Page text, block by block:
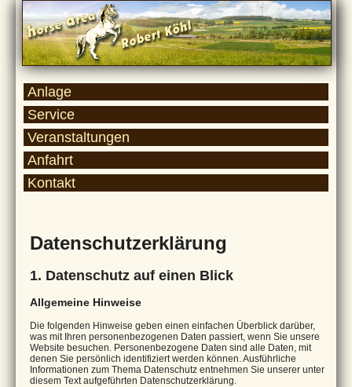
Anlage
Service
Veranstaltungen
Anfahrt
Kontakt
Datenschutzerklärung
1. Datenschutz auf einen Blick
Allgemeine Hinweise
Die folgenden Hinweise geben einen einfachen Überblick darüber,
was mit Ihren personenbezogenen Daten passiert, wenn Sie unsere
Website besuchen. Personenbezogene Daten sind alle Daten, mit
denen Sie persönlich identifiziert werden können. Ausführliche
Informationen zum Thema Datenschutz entnehmen Sie unserer unter
diesem Text aufgeführten Datenschutzerklärung.